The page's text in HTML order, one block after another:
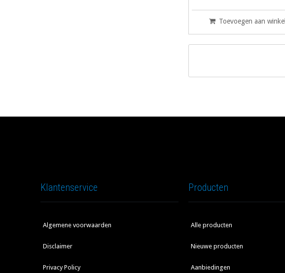
Toevoegen aan
Klantenservice
Algemene voorwaarden
Disclaimer
Privacy Policy
Producten
Alle producten
Nieuwe producten
Aanbiedingen